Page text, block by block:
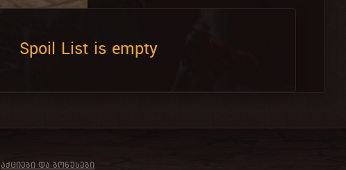
Spoil List is empty
ᲐᲥᲪᲘᲔᲑᲘ ᲓᲐ ᲑᲝᲜᲣᲡᲔᲑᲘ